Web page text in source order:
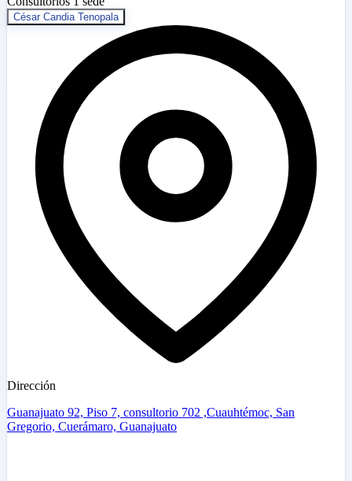
César Candia Tenopala
Dirección
Guanajuato 92, Piso 7, consultorio 702 ,Cuauhtémoc, San
Gregorio, Cuerámaro, Guanajuato